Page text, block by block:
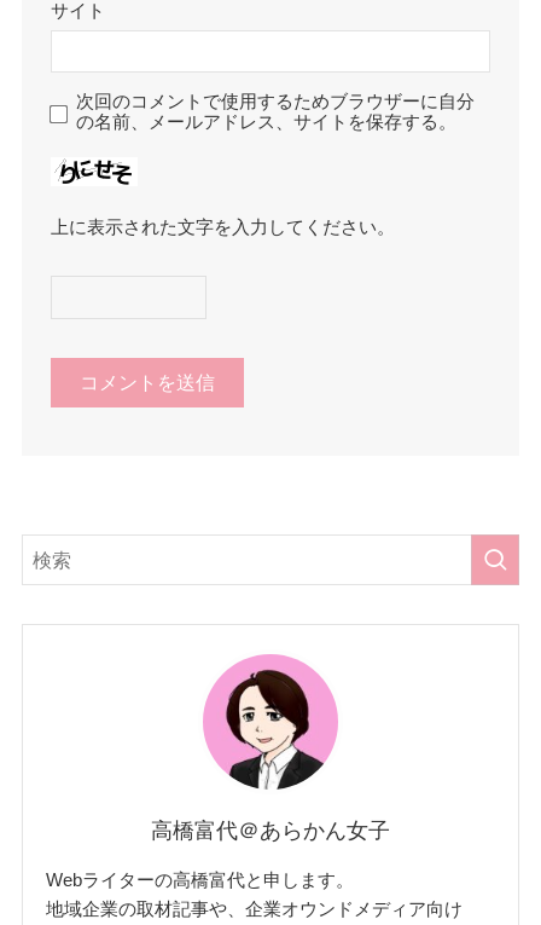
サイト
次回のコメントで使用するためブラウザーに自分
の名前、メールアドレス、サイトを保存する。
上に表示された文字を入力してください。
高橋富代＠あらかん女子
Webライターの高橋富代と申します。
地域企業の取材記事や、企業オウンドメディア向け